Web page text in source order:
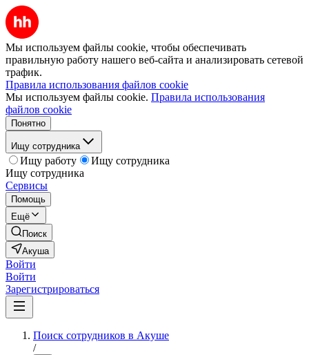
Мы используем файлы cookie, чтобы обеспечивать
правильную работу нашего веб-сайта и анализировать сетевой
трафик.
Правила использования файлов cookie
Мы используем файлы cookie. Правила использования
файлов cookie
Понятно
Ищу сотрудника
Ищу работу
Ищу сотрудника
Ищу сотрудника
Сервисы
Помощь
Ещё
Поиск
Акуша
Войти
Войти
Зарегистрироваться
Поиск сотрудников в Акуше
/